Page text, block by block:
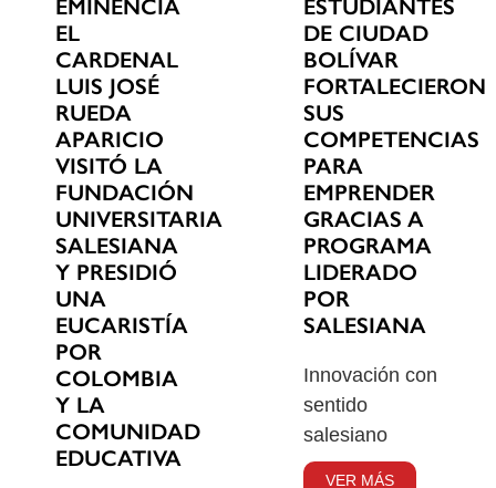
EMINENCIA
EL
CARDENAL
LUIS JOSÉ
RUEDA
APARICIO
VISITÓ LA
FUNDACIÓN
UNIVERSITARIA
SALESIANA
Y PRESIDIÓ
UNA
EUCARISTÍA
POR
COLOMBIA
Y LA
COMUNIDAD
EDUCATIVA
ESTUDIANTES
DE CIUDAD
BOLÍVAR
FORTALECIERON
SUS
COMPETENCIAS
PARA
EMPRENDER
GRACIAS A
PROGRAMA
LIDERADO
POR
SALESIANA
Innovación con
sentido
salesiano
VER MÁS